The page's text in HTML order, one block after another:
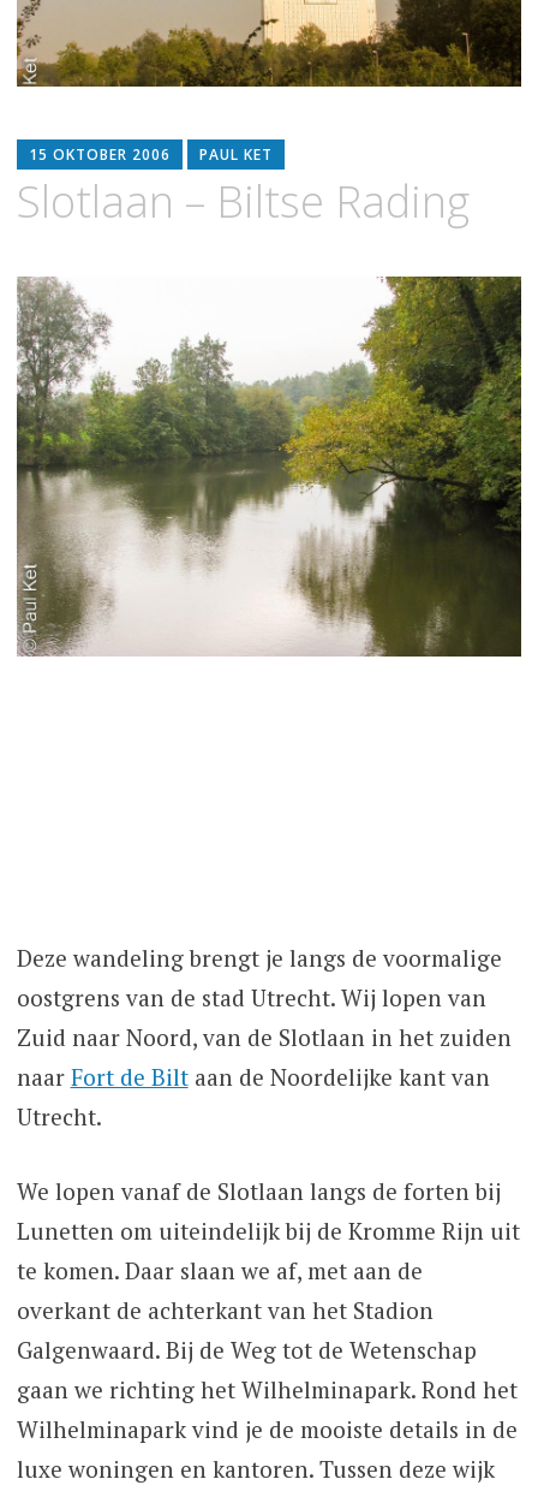
15 OKTOBER 2006 PAUL KET
Slotlaan – Biltse Rading
Deze wandeling brengt je langs de voormalige
oostgrens van de stad Utrecht. Wij lopen van
Zuid naar Noord, van de Slotlaan in het zuiden
naar Fort de Biltaan de Noordelijke kant van
Utrecht.
We lopen vanaf de Slotlaan langs de forten bij
Lunetten om uiteindelijk bij de Kromme Rijn uit
te komen. Daar slaan we af, met aan de
overkant de achterkant van het Stadion
Galgenwaard. Bij de Weg tot de Wetenschap
gaan we richting het Wilhelminapark. Rond het
Wilhelminapark vind je de mooiste details in de
luxe woningen en kantoren. Tussen deze wijk